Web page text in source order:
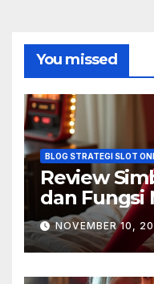
You missed
BLOG STRATEGI SLOT
Review
dan Fungsi
NOVEMBER 10,